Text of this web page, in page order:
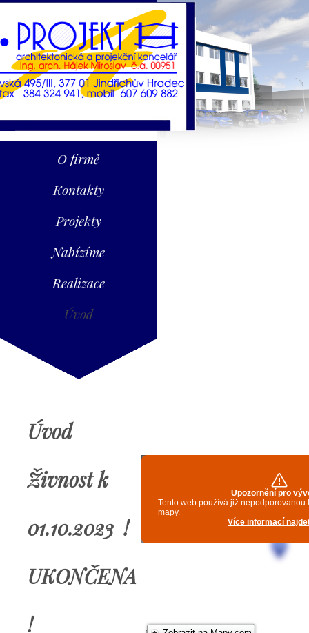
O firmě
Kontakty
Projekty
Nabízíme
Realizace
Úvod
Úvod
Živnost k
01.10.2023 !
UKONČENA
!